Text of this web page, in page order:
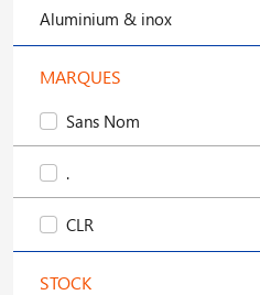
Aluminium & inox
MARQUES
Sans Nom
.
CLR
STOCK